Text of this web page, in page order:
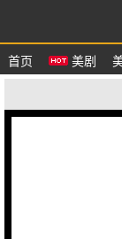
首页 美剧